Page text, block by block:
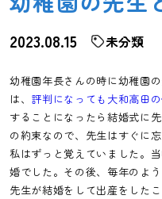
2023.08.15 未分類
幼稚園年長さんの時に幼稚園
は、 評判になっても大和高田
することになったら結婚式に
の約束なので、先生はすぐに
私はずっと覚えていました。
婚でした。その後、毎年のよ
先生が結婚をして出産をした